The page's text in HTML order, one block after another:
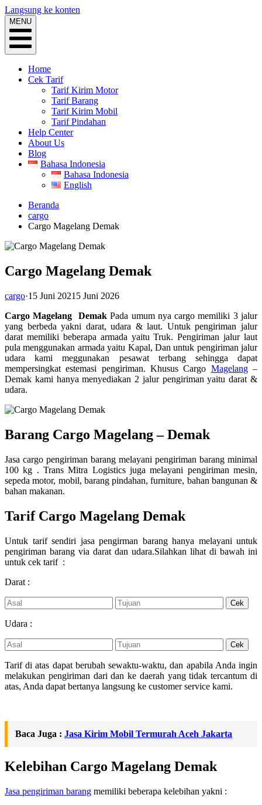
Langsung ke konten
MENU
Home
Cek Tarif
Tarif Kirim Motor
Tarif Barang
Tarif Kirim Mobil
Tarif Pindahan
Help Center
About Us
Blog
Bahasa Indonesia
Bahasa Indonesia
English
Beranda
cargo
Cargo Magelang Demak
Cargo Magelang Demak
cargo·15 Juni 2021 5 Juni 2026
Cargo Magelang DemakPada umum nya cargo memiliki 3 jalur
yang berbeda yakni darat, udara & laut. Untuk pengiriman jalur
darat memiliki beberapa armada yaitu Truk. Pengiriman jalur laut
pula menggunakan armada yaitu Kapal, Dan untuk pengiriman jalur
udara kami meggunakan pesawat terbang sehingga dapat
mempersingkat estemasi pengiriman. Khusus Cargo Magelang–
Demak kami hanya menyediakan 2 jalur pengiriman yaitu darat &
udara.
Barang Cargo Magelang – Demak
Jasa cargo pengiriman barang melayani pengiriman barang minimal
100 kg . Trans Mitra Logistics juga melayani pengiriman mesin,
sepeda motor, mobil, barang pindahan, furniture, bahan bangunan &
bahan makanan.
Tarif Cargo Magelang Demak
Untuk tarif sendiri jasa pengirman barang hanya melayani untuk
pengiriman barang via darat dan udara.Silahkan lihat di bawah ini
untuk cek tarif :
Darat :
Udara :
Tarif di atas dapat berubah sewaktu-waktu, dan apabila Anda ingin
melakukan pengiriman dari dan ke daerah yang tidak tercantum di
atas, Anda dapat bertanya langsung ke customer service kami.
Baca Juga : Jasa Kirim Mobil Termurah Aceh Jakarta
Kelebihan Cargo Magelang Demak
Jasa pengiriman barang memiliki beberapa kelebihan yakni :